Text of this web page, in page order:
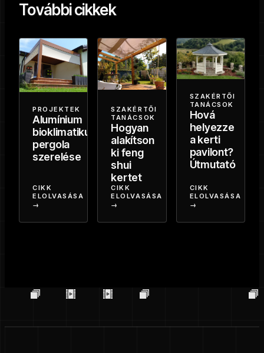
További cikkek
PROJEKTEK
Alumínium
bioklimatikus
pergola
szerelése
CIKK
ELOLVASÁSA
→
SZAKÉRTŐI
TANÁCSOK
Hogyan
alakítson
ki feng
shui
kertet
CIKK
ELOLVASÁSA
→
SZAKÉRTŐI
TANÁCSOK
Hová
helyezze
a kerti
pavilont?
Útmutató
CIKK
ELOLVASÁSA
→